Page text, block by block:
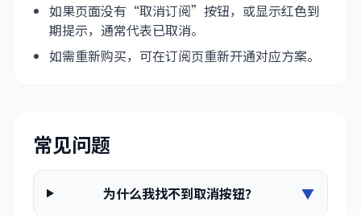
如果页面没有“取消订阅”按钮，或显示红色到
期提示，通常代表已取消。
如需重新购买，可在订阅页重新开通对应方案。
常见问题
为什么我找不到取消按钮？ ▼